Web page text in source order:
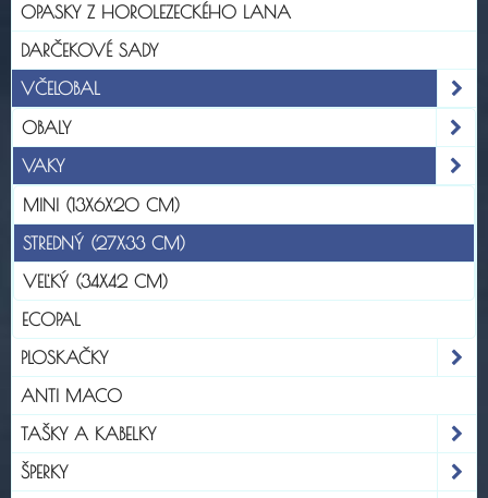
OPASKY Z HOROLEZECKÉHO LANA
DARČEKOVÉ SADY
VČELOBAL
OBALY
VAKY
MINI (13X6X20 CM)
STREDNÝ (27X33 CM)
VEĽKÝ (34X42 CM)
ECOPAL
PLOSKAČKY
ANTI MACO
TAŠKY A KABELKY
ŠPERKY